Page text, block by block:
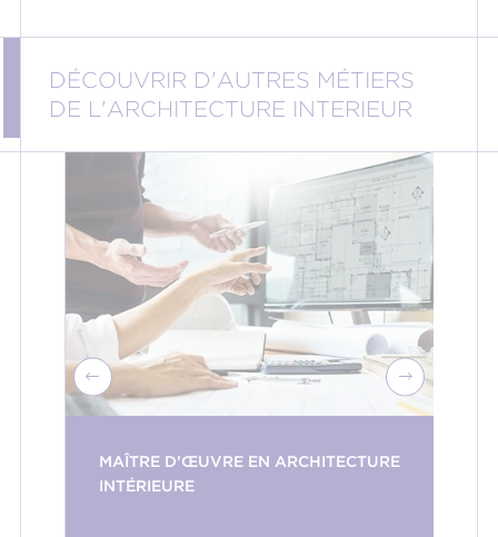
DÉCOUVRIR D'AUTRES MÉTIERS
DE L'ARCHITECTURE INTERIEUR
MAÎTRE D’ŒUVRE EN ARCHITECTURE
INTÉRIEURE